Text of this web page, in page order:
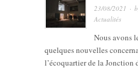
23/08/2021 ·
Actualités
Nous avons
quelques nouvelles
l’écoquartier de la